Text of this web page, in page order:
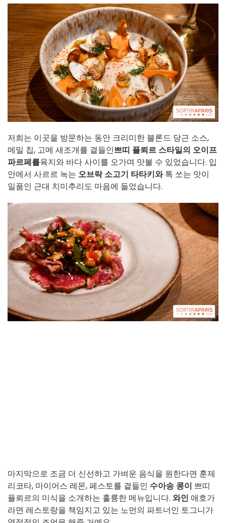
저희는 이곳을 방문하는 동안 크리미한 블론드 당근 소스,
메밀 칩, 고메 새조개를 곁들인쁘띠 플뢰르 스타일의 오이프
파르페를육지와 바다 사이를 오가며 맛볼 수 있었습니다. 입
안에서 사르르 녹는 오브락 소고기 타타키와톡 쏘는 맛이
일품인 근대 치미추리도 마음에 들었습니다.
마지막으로 조금 더 신선하고 가벼운 음식을 원한다면 훈제
리코타, 마이어스 레몬, 페스토를 곁들인 수아송 콩이 쁘띠
플뢰르의 미식을 소개하는 훌륭한 메뉴입니다. 와인 애호가
라면 레스토랑을 책임지고 있는 노먼의 파트너인 토그니가